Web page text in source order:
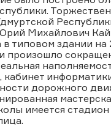
Михайлович
типовом здании на
произошло
дорожного
имеется